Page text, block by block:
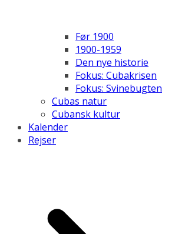
Før 1900
1900-1959
Den nye historie
Fokus: Cubakrisen
Fokus: Svinebugten
Cubas natur
Cubansk kultur
Kalender
Rejser